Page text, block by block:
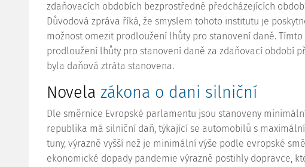
zdaňovacích obdobích bezprostředně předcházejících
Důvodová zpráva říká, že smyslem tohoto institutu je
možnost omezit prodloužení lhůty pro stanovení daně.
prodloužení lhůty pro stanovení daně za zdaňovací období
byla daňová ztráta stanovena.
Novela zákona o dani silniční
Dle směrnice Evropské parlamentu jsou stanoveny
republika má silniční daň, týkající se automobilů s
tuny, výrazně vyšší než je minimální výše podle evropské
ekonomické dopady pandemie výrazně postihly dopravce,